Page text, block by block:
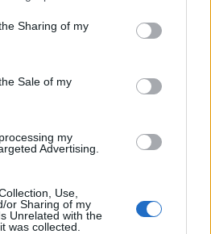
Sharing of my
Sale of my
my
Advertising.
Use,
or Sharing of my
Unrelated with the
was collected.